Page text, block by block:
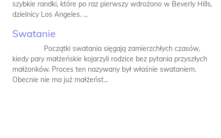
szybkie randki, które po raz pierwszy wdrożono w Beverly Hills,
dzielnicy Los Angeles. ...
Swatanie
Początki swatania sięgają zamierzchłych czasów,
kiedy pary małżeńskie kojarzyli rodzice bez pytania przyszłych
małżonków. Proces ten nazywany był właśnie swataniem.
Obecnie nie ma już małżeńst...